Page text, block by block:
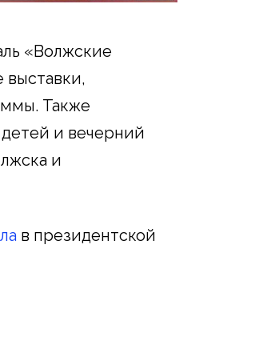
«Волжские
Также
и вечерний
и
в президентской